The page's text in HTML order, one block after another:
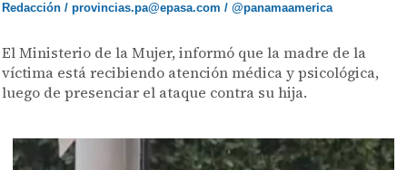
Redacción / provincias.pa@epasa.com / @panamaamerica
El Ministerio de la Mujer, informó que la madre de la
víctima está recibiendo atención médica y psicológica,
luego de presenciar el ataque contra su hija.